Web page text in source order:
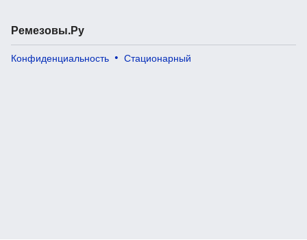
Ремезовы.Ру
Конфиденциальность Стационарный